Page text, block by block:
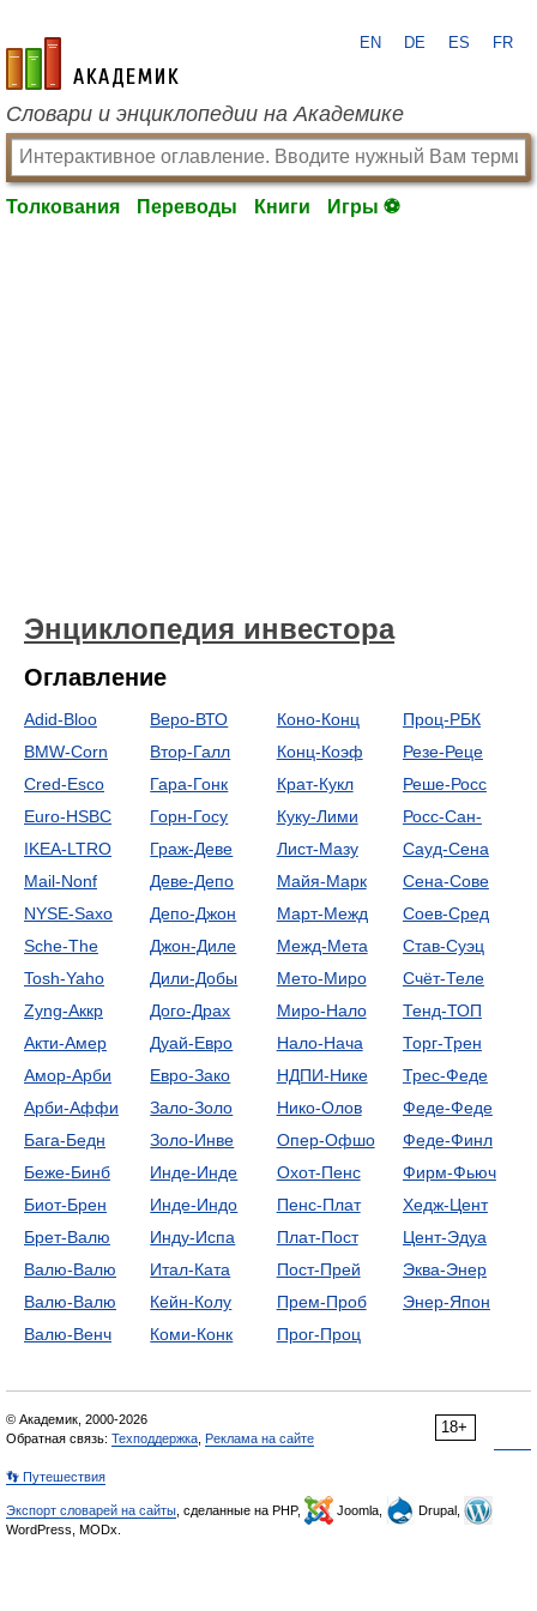
academic.ru
EN DE ES FR
Словари и энциклопедии на Академике
Толкования Переводы Книги Игры ⚽
Энциклопедия инвестора
Оглавление
Adid-Bloo
BMW-Corn
Cred-Esco
Euro-HSBC
IKEA-LTRO
Mail-Nonf
NYSE-Saxo
Sche-The
Tosh-Yaho
Zyng-Аккр
Акти-Амер
Амор-Арби
Арби-Аффи
Бага-Бедн
Беже-Бинб
Биот-Брен
Брет-Валю
Валю-Валю
Валю-Валю
Валю-Венч
Веро-ВТО
Втор-Галл
Гара-Гонк
Горн-Госу
Граж-Деве
Деве-Депо
Депо-Джон
Джон-Диле
Дили-Добы
Дого-Драх
Дуай-Евро
Евро-Зако
Зало-Золо
Золо-Инве
Инде-Инде
Инде-Индо
Инду-Испа
Итал-Ката
Кейн-Колу
Коми-Конк
Коно-Конц
Конц-Коэф
Крат-Кукл
Куку-Лими
Лист-Мазу
Майя-Марк
Март-Межд
Межд-Мета
Мето-Миро
Миро-Нало
Нало-Нача
НДПИ-Нике
Нико-Олов
Опер-Офшо
Охот-Пенс
Пенс-Плат
Плат-Пост
Пост-Прей
Прем-Проб
Прог-Проц
Проц-РБК
Резе-Реце
Реше-Росс
Росс-Сан-
Сауд-Сена
Сена-Сове
Соев-Сред
Став-Суэц
Счёт-Теле
Тенд-ТОП
Торг-Трен
Трес-Феде
Феде-Феде
Феде-Финл
Фирм-Фьюч
Хедж-Цент
Цент-Эдуа
Эква-Энер
Энер-Япон
18+
© Академик, 2000-2026
Обратная связь: Техподдержка Реклама на сайте
👣 Путешествия
Экспорт словарей на сайты , сделанные на PHP, Joomla,
Drupal,
WordPress, MODx.